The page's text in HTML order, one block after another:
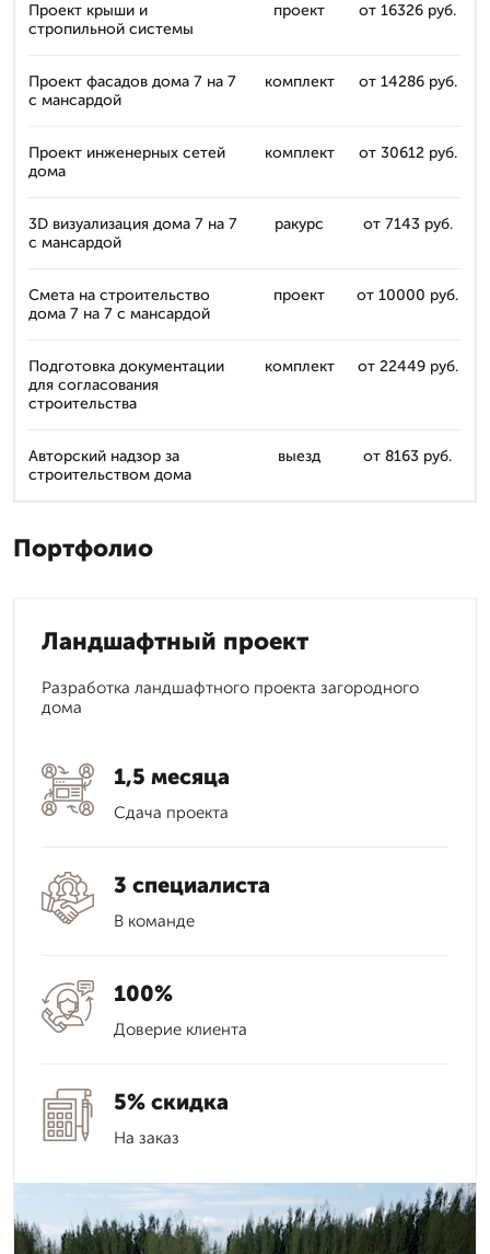
Проект крыши и
стропильной системы
проект от 16326 руб.
Проект фасадов дома 7 на 7
с мансардой
комплект от 14286 руб.
Проект инженерных сетей
дома
комплект от 30612 руб.
3D визуализация дома 7 на 7
с мансардой
ракурс от 7143 руб.
Смета на строительство
дома 7 на 7 с мансардой
проект от 10000 руб.
Подготовка документации
для согласования
строительства
комплект от 22449 руб.
Авторский надзор за
строительством дома
выезд от 8163 руб.
Портфолио
Ландшафтный проект
Разработка ландшафтного проекта загородного
дома
1,5 месяца
Сдача проекта
3 специалиста
В команде
100%
Доверие клиента
5% скидка
На заказ